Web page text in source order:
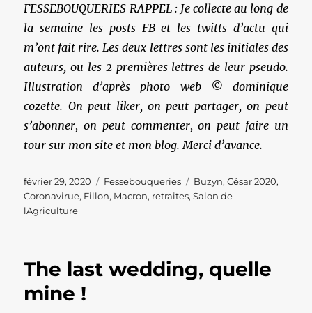
FESSEBOUQUERIES RAPPEL : Je collecte au long de
la semaine les posts FB et les twitts d’actu qui
m’ont fait rire. Les deux lettres sont les initiales des
auteurs, ou les 2 premières lettres de leur pseudo.
Illustration d’après photo web © dominique
cozette. On peut liker, on peut partager, on peut
s’abonner, on peut commenter, on peut faire un
tour sur mon site et mon blog. Merci d’avance.
Publié
le
février 29, 2020 Catégories
Fessebouqueries Étiquettes
Buzyn,César 2020,
Coronavirue, Fillon, Macron, retraites,Salon de
lAgriculture
The last wedding, quelle
mine !